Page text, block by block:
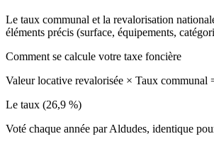
Le taux communal et la revalorisation
éléments précis (surface, équipements,
Comment se calcule votre taxe foncière
Valeur locative revalorisée × Taux communal
Le taux (26,9 %)
Voté chaque année par Aldudes, identique